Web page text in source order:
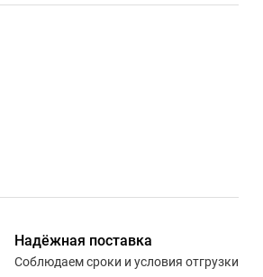
Надёжная поставка
Соблюдаем сроки и условия отгрузки